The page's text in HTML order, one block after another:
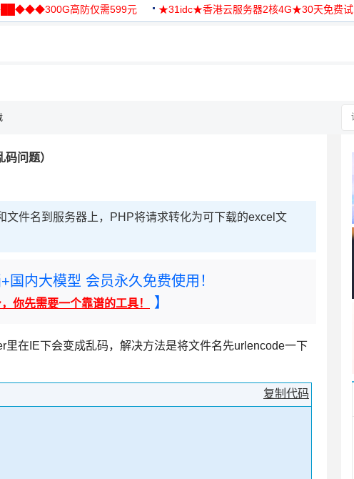
██◆◆◆300G高防仅需599元
★31idc★香港云服务器2核4G★30天免费试
问题）
件名到服务器上，PHP将请求转化为可下载的excel文
国内大模型 会员永久免费使用！
你先需要一个靠谱的工具！ 】
在IE下会变成乱码，解决方法是将文件名先urlencode一下
复制代码